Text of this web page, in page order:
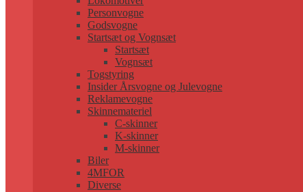
Personvogne
Godsvogne
Startsæt og Vognsæt
Startsæt
Vognsæt
Togstyring
Insider Årsvogne og Julevogne
Reklamevogne
Skinnemateriel
C-skinner
K-skinner
M-skinner
Biler
4MFOR
Diverse